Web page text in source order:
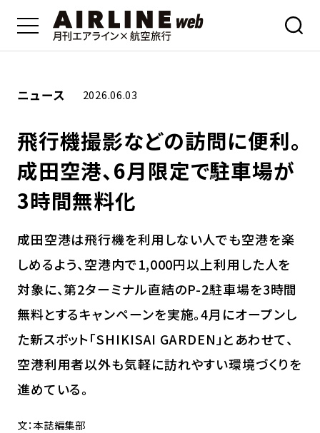
ニュース 2026.06.03
飛行機撮影などの訪問に便利。
成田空港、6月限定で駐車場が
3時間無料化
成田空港は飛行機を利用しない人でも空港を楽
しめるよう、空港内で1,000円以上利用した人を
対象に、第2ターミナル直結のP-2駐車場を3時間
無料とするキャンペーンを実施。4月にオープンし
た新スポット「SHIKISAI GARDEN」とあわせて、
空港利用者以外も気軽に訪れやすい環境づくりを
進めている。
文：本誌編集部